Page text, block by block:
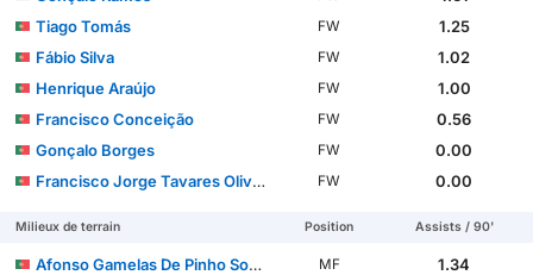
Tiago Tomás
FW
1.25
Fábio Silva
FW
1.02
Henrique Araújo
FW
1.00
Francisco Conceição
FW
0.56
Gonçalo Borges
FW
0.00
Francisco Jorge Tavares Oliveira
FW 0.00
Milieux de terrain Position Assists / 90'
Afonso Gamelas De Pinho Sousa MF
1.34